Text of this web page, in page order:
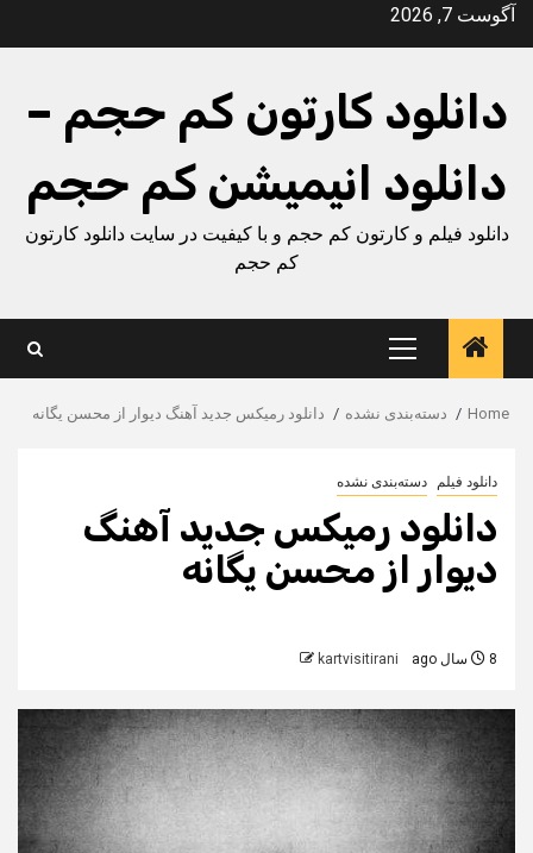
Skipآگوست 7, 2026
دانلود کارتون کم حجم –
دانلود انیمیشن کم حجم
دانلود فیلم و کارتون کم حجم و با کیفیت در سایت دانلود کارتون
کم حجم
Primary
Menu
Home دسته‌بندی نشده دانلود رمیکس جدید آهنگ دیوار از محسن یگانه
دانلود فیلم دسته‌بندی نشده
دانلود رمیکس جدید آهنگ
دیوار از محسن یگانه
8 سال ago kartvisitirani